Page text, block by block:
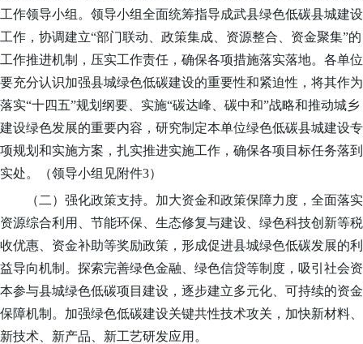
工作领导小组。领导小组全面统筹指导成武县绿色低碳县城建设
工作，协调建立“部门联动、政策集成、资源整合、资金聚集”的
工作推进机制，压实工作责任，确保各项措施落实落地。各单位
要充分认识加强县城绿色低碳建设的重要性和紧迫性，将其作为
落实“十四五”规划纲要、实施“碳达峰、碳中和”战略和推动城乡
建设绿色发展的重要内容，研究制定本单位绿色低碳县城建设专
项规划和实施方案，扎实推进实施工作，确保各项目标任务落到
实处。（领导小组见附件3）
（二）强化政策支持。 加大资金和政策保障力度，全面落实
资源综合利用、节能环保、生态修复与建设、绿色科技创新等税
收优惠、资金补助等奖励政策，形成促进县城绿色低碳发展的利
益导向机制。探索完善绿色金融、绿色信贷等制度，吸引社会资
本参与县城绿色低碳项目建设，逐步建立多元化、可持续的资金
保障机制。加强绿色低碳建设关键共性技术攻关，加快新材料、
新技术、新产品、新工艺研发应用。